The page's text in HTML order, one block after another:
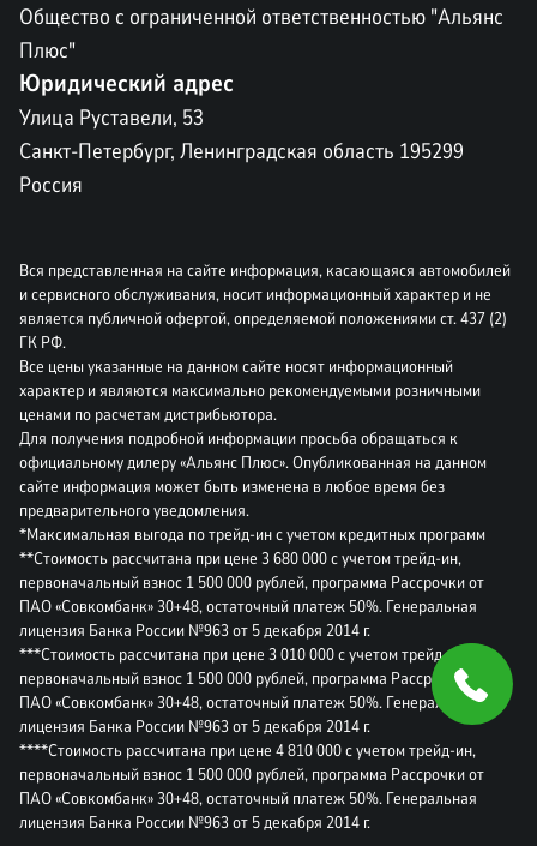
Общество с ограниченной ответственностью "Альянс
Плюс"
Юридический адрес
Улица Руставели, 53
Санкт-Петербург, Ленинградская область 195299
Россия
Вся представленная на сайте информация, касающаяся автомобилей
и сервисного обслуживания, носит информационный характер и не
является публичной офертой, определяемой положениями ст. 437 (2)
ГК РФ.
Все цены указанные на данном сайте носят информационный
характер и являются максимально рекомендуемыми розничными
ценами по расчетам дистрибьютора.
Для получения подробной информации просьба обращаться к
официальному дилеру «Альянс Плюс». Опубликованная на данном
сайте информация может быть изменена в любое время без
предварительного уведомления.
*Максимальная выгода по трейд-ин с учетом кредитных программ
**Стоимость рассчитана при цене 3 680 000 с учетом трейд-ин,
первоначальный взнос 1 500 000 рублей, программа Рассрочки от
ПАО «Совкомбанк» 30+48, остаточный платеж 50%. Генеральная
лицензия Банка России №963 от 5 декабря 2014 г.
***Стоимость рассчитана при цене 3 010 000 с учетом трейд-ин,
первоначальный взнос 1 500 000 рублей, программа Рассрочки от
ПАО «Совкомбанк» 30+48, остаточный платеж 50%. Генеральная
лицензия Банка России №963 от 5 декабря 2014 г.
****Стоимость рассчитана при цене 4 810 000 с учетом трейд-ин,
первоначальный взнос 1 500 000 рублей, программа Рассрочки от
ПАО «Совкомбанк» 30+48, остаточный платеж 50%. Генеральная
лицензия Банка России №963 от 5 декабря 2014 г.